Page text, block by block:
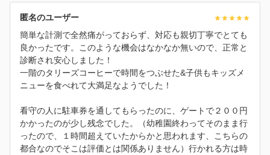
匿名のユーザー
簡単な計測で全然痛がっておらず、対応も親切丁寧でとても
良かったです。このような機会はなかなか無いので、正常と
診断され安心しました！
一階のタリーズコーヒーで時間をつぶせた&子供もキッズメ
ニューを食べれて大満足なようでした！
看守の人に駐車券を通してもらったのに、ゲートで２００円
かかったのが少し残念でした。（幼稚園終わってそのまま行
ったので、１時間超えていたからかと思われます、こちらの
都合なのでそこは評価とは関係ありません）行かれる方は時